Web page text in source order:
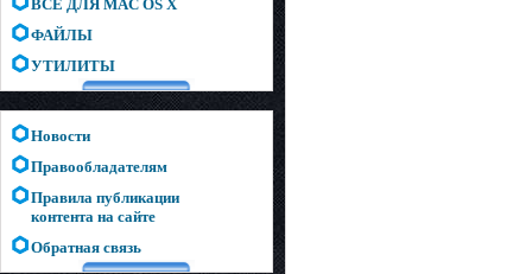
ВСЕ ДЛЯ MAC OS X
ФАЙЛЫ
УТИЛИТЫ
Новости
Правообладателям
Правила публикации
контента на сайте
Обратная связь